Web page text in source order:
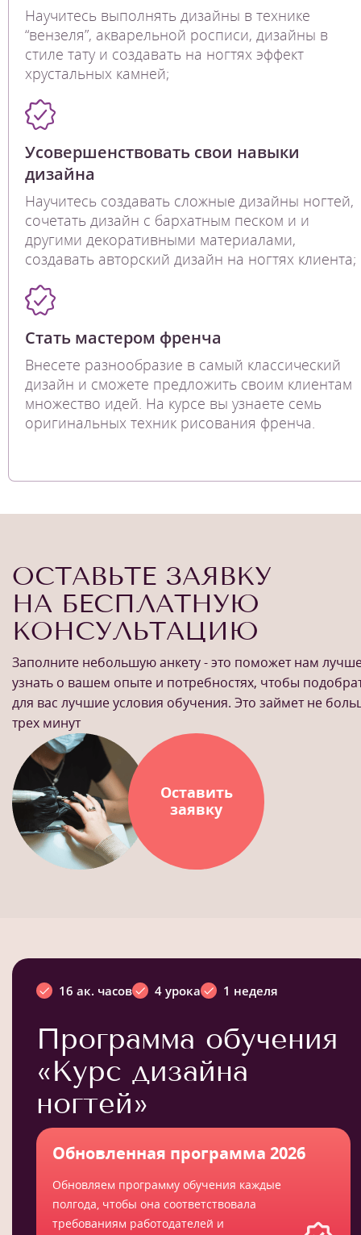
Научитесь выполнять дизайны в технике
“вензеля”, акварельной росписи, дизайны в
стиле тату и создавать на ногтях эффект
хрустальных камней;
Усовершенствовать свои навыки
дизайна
Научитесь создавать сложные дизайны ногтей,
сочетать дизайн с бархатным песком и и
другими декоративными материалами,
создавать авторский дизайн на ногтях клиента;
Стать мастером френча
Внесете разнообразие в самый классический
дизайн и сможете предложить своим клиентам
множество идей. На курсе вы узнаете семь
оригинальных техник рисования френча.
ОСТАВЬТЕ ЗАЯВКУ
НА БЕСПЛАТНУЮ
КОНСУЛЬТАЦИЮ
Заполните небольшую анкету - это поможет нам
узнать о вашем опыте и потребностях, чтобы
для вас лучшие условия обучения. Это займет не
трех минут
Оставить
заявку
16 ак. часов 4 урока 1 неделя
Программа обучения
«Курс дизайна
ногтей»
Обновленная программа 2026
Обновляем программу обучения каждые
полгода, чтобы она соответствовала
требованиям работодателей и